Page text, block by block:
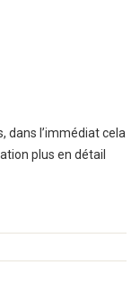
dans l’immédiat cela
plus en détail